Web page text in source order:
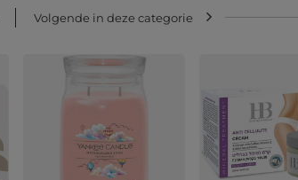
Volgende in deze categorie